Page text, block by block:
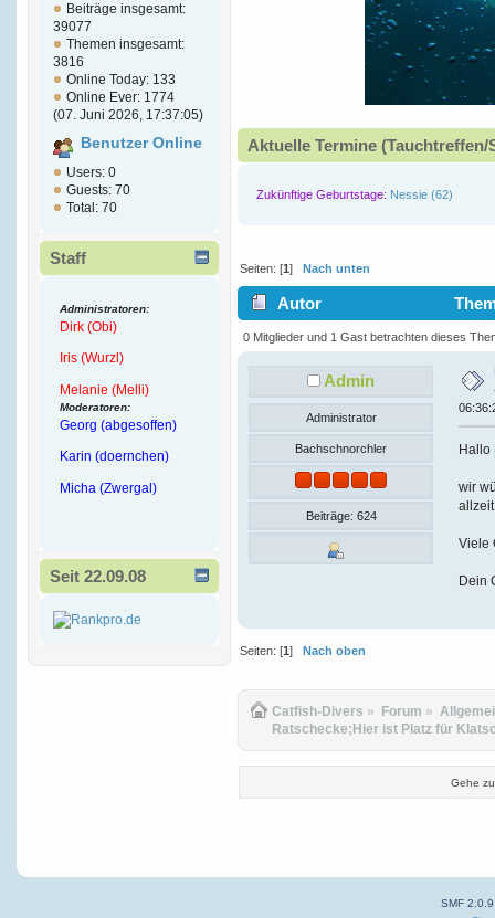
Beiträge insgesamt:
39077
Themen insgesamt:
3816
Online Today: 133
Online Ever: 1774
(07. Juni 2026, 17:37:05)
Benutzer Online
Users: 0
Guests: 70
Total: 70
Staff
Administratoren:
Dirk (Obi)
Iris (Wurzl)
Melanie (Melli)
Moderatoren:
Georg (abgesoffen)
Karin (doernchen)
Micha (Zwergal)
Seit 22.09.08
Aktuelle Termine
Zukünftige Geburtstage: Nessie (62)
Seiten: [1]Nach unten
Autor
mal)
0 Mitglieder und 1 Gast betrachten dieses
Admin
Administrator
Bachschnorchler
Beiträge: 624
Hallo
wir
Viele
Dein
Seiten: [1] Nach oben
Catfish-Divers » Forum »
Ratschecke;Hier ist Platz für
Gehe
SMF 2.0.9